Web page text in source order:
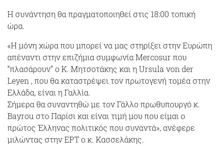
Η συνάντηση θα πραγματοποιηθεί στις 18:00 τοπική
ώρα.
«Η μόνη χώρα που μπορεί να μας στηρίξει στην Ευρώπη
απέναντι στην επιζήμια συμφωνία Mercosur που
“πλασάρουν” ο Κ. Μητσοτάκης και η Ursula von der
Leyen , που θα καταστρέψει τον πρωτογενή τομέα στην
Ελλάδα, είναι η Γαλλία.
Σήμερα θα συναντηθώ με τον Γάλλο πρωθυπουργό κ.
Bayrou στο Παρίσι και είναι τιμή μου που είμαι ο
πρώτος Έλληνας πολιτικός που συναντά», ανέφερε
μιλώντας στην ΕΡΤ ο κ. Κασσελάκης.